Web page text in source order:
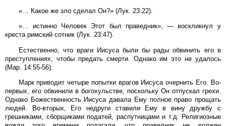
«… Какое же зло сделал Он?» (Лук. 23:22).
«… истинно Человек Этот был праведник», — воскликнул у
креста римский сотник (Лук. 23:47).
Естественно, что враги Иисуса были бы рады обвинить его в
преступлениях, чтобы предать смерти. Однако им это не удалось
(Map. 14:55-56).
Марк приводит четыре попытки врагов Иисуса очернить Его. Во-
первых, его обвинили в богохульстве, поскольку Он отпускал грехи.
Однако Божественность Иисуса давала Ему полное право прощать
людей. Во-вторых, Его недруги ставили Ему в вину дружбу с
грешниками, сборщиками податей, распутницами и т.д. Религиозные